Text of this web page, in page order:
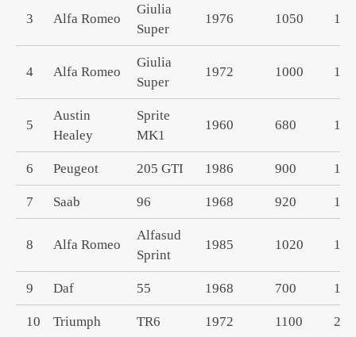
3 Alfa Romeo
Giulia
Super
1976 1050
4 Alfa Romeo
Giulia
Super
1972 1000
5
Austin
Healey
Sprite
MK1
1960 680
6 Peugeot 205 GTI 1986 900
7 Saab 96 1968 920
8 Alfa Romeo
Alfasud
Sprint
1985 1020
9 Daf 55 1968 700
10 Triumph TR6 1972 1100